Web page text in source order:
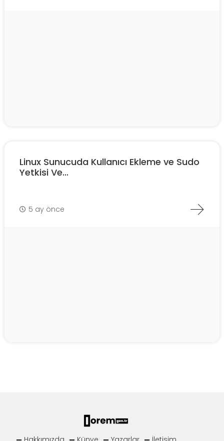
Linux Sunucuda Kullanıcı Ekleme ve Sudo
Yetkisi Ve...
5 ay önce